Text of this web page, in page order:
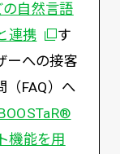
自然言語
連携別ウィンド
す
ーへの接客
（FAQ）へ
機能を用